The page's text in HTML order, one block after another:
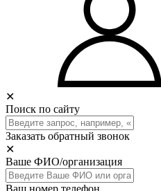
✕
Поиск по сайту
Заказать обратный звонок
✕
Ваше ФИО/организация
Ваш номер телефон